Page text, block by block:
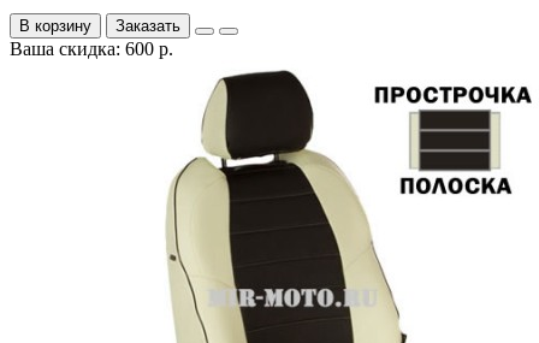
В корзину Заказать
Ваша скидка: 600 р.